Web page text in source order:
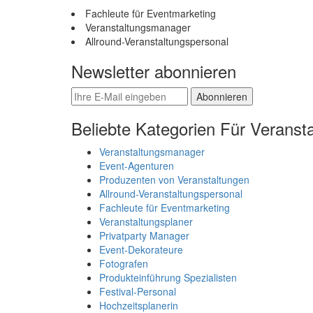
Fachleute für Eventmarketing
Veranstaltungsmanager
Allround-Veranstaltungspersonal
Newsletter abonnieren
Abonnieren
Beliebte Kategorien Für
Veranstaltungsmanager
Event-Agenturen
Produzenten von Veranstaltungen
Allround-Veranstaltungspersonal
Fachleute für Eventmarketing
Veranstaltungsplaner
Privatparty Manager
Event-Dekorateure
Fotografen
Produkteinführung Spezialisten
Festival-Personal
Hochzeitsplanerin